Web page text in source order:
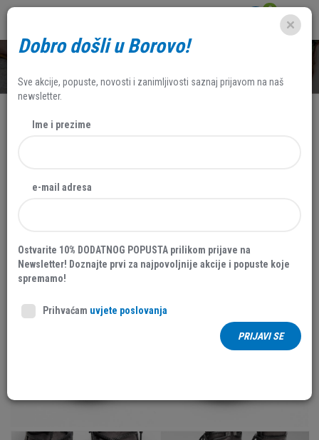
0
Dobro došli u Borovo!
Sve akcije, popuste, novosti i zanimljivosti saznaj prijavom na naš
newsletter.
Ime i prezime
e-mail adresa
Ostvarite 10% DODATNOG POPUSTA prilikom prijave na
Newsletter! Doznajte prvi za najpovoljnije akcije i popuste koje
spremamo!
Prihvaćam uvjete poslovanja
PRIJAVI SE